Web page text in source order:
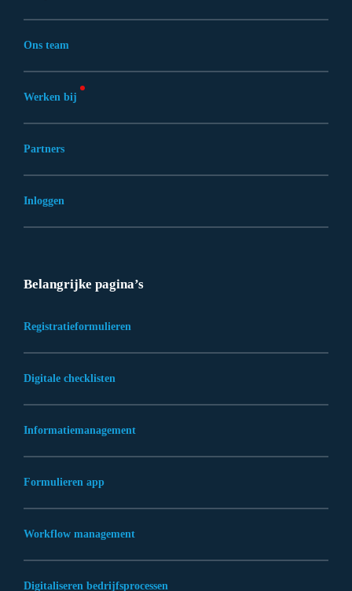
Ons team
Werken bij
Partners
Inloggen
Belangrijke pagina’s
Registratieformulieren
Digitale checklisten
Informatiemanagement
Formulieren app
Workflow management
Digitaliseren bedrijfsprocessen